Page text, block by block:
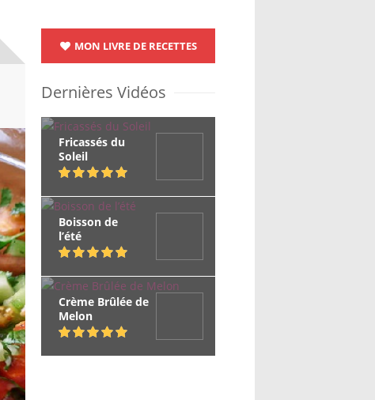
MON LIVRE DE RECETTES
Dernières Vidéos
Fricassés du
Soleil
Boisson de
l’été
Crème Brûlée de
Melon